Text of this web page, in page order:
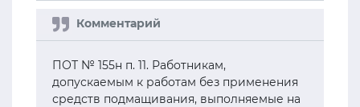
ПОТ № 155н п. 11. Работникам,
допускаемым к работам без применения
средств подмащивания, выполняемые на